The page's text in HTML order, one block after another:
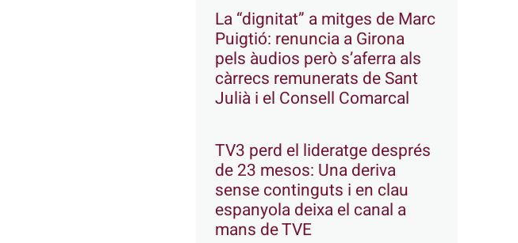
La “dignitat” a mitges de Marc
Puigtió: renuncia a Girona
pels àudios però s’aferra als
càrrecs remunerats de Sant
Julià i el Consell Comarcal
TV3 perd el lideratge després
de 23 mesos: Una deriva
sense continguts i en clau
espanyola deixa el canal a
mans de TVE